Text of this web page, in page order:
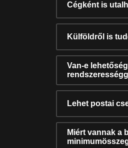
Cégként is
Külföldről is
Van-e
Lehet postai
Miért vannak a